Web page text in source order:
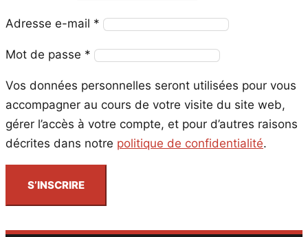
Adresse e-mail * Obligatoire
Mot de passe * Obligatoire
Vos données personnelles seront utilisées pour vous
accompagner au cours de votre visite du site web,
gérer l’accès à votre compte, et pour d’autres raisons
décrites dans notre politique de confidentialité.
S’INSCRIRE